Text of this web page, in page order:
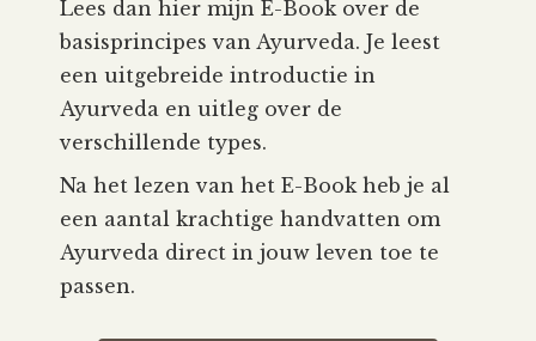
Lees dan hier mijn E-Book over de
basisprincipes van Ayurveda. Je leest
een uitgebreide introductie in
Ayurveda en uitleg over de
verschillende types.
Na het lezen van het E-Book heb je al
een aantal krachtige handvatten om
Ayurveda direct in jouw leven toe te
passen.